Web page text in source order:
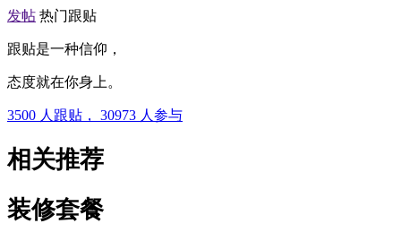
发帖 热门跟贴
跟贴是一种信仰，
态度就在你身上。
3500 人跟贴， 30973 人参与
相关推荐
装修套餐